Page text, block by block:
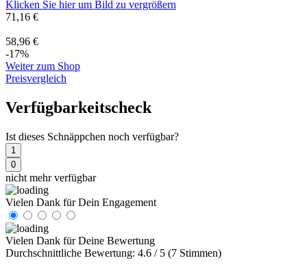
Klicken Sie hier um Bild zu vergrößern
71,16 €
58,96 €
-17%
Weiter zum Shop
Preisvergleich
Verfügbarkeitscheck
Ist dieses Schnäppchen noch verfügbar?
1
0
nicht mehr verfügbar
Vielen Dank für Dein Engagement
Vielen Dank für Deine Bewertung
Durchschnittliche Bewertung: 4.6 / 5 (7 Stimmen)